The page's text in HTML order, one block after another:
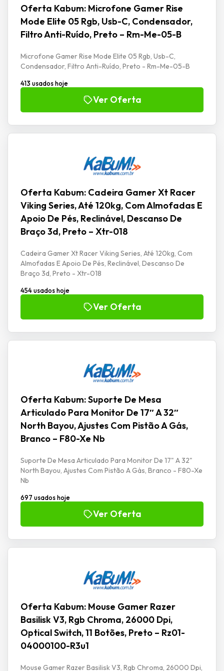
Oferta Kabum: Microfone Gamer Rise
Mode Elite 05 Rgb, Usb-C, Condensador,
Filtro Anti-Ruído, Preto – Rm-Me-05-B
Microfone Gamer Rise Mode Elite 05 Rgb, Usb-C,
Condensador, Filtro Anti-Ruído, Preto - Rm-Me-05-B
413 usados hoje
Ver Oferta
Oferta Kabum: Cadeira Gamer Xt Racer
Viking Series, Até 120kg, Com Almofadas E
Apoio De Pés, Reclinável, Descanso De
Braço 3d, Preto – Xtr-018
Cadeira Gamer Xt Racer Viking Series, Até 120kg, Com
Almofadas E Apoio De Pés, Reclinável, Descanso De
Braço 3d, Preto - Xtr-018
454 usados hoje
Ver Oferta
Oferta Kabum: Suporte De Mesa
Articulado Para Monitor De 17″ A 32″
North Bayou, Ajustes Com Pistão A Gás,
Branco – F80-Xe Nb
Suporte De Mesa Articulado Para Monitor De 17" A 32"
North Bayou, Ajustes Com Pistão A Gás, Branco - F80-Xe
Nb
697 usados hoje
Ver Oferta
Oferta Kabum: Mouse Gamer Razer
Basilisk V3, Rgb Chroma, 26000 Dpi,
Optical Switch, 11 Botões, Preto – Rz01-
04000100-R3u1
Mouse Gamer Razer Basilisk V3, Rgb Chroma, 26000 Dpi,